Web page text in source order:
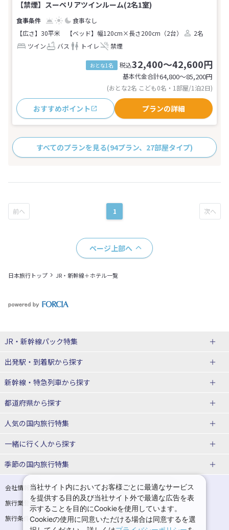
【禁煙】スーペリアツインルーム(2名1室)
食事なし
【広さ】30平米
【ベッド】幅120cm×長さ200cm（2台）
2名
ツイン
バス トイレ 禁煙
おとな1名 税込32,400～42,600円
基本代金合計64,800〜85,200円
(おとな2名 こども0名・1部屋/1泊2日)
おすすめポイント プランの詳細
すべてのプランを見る(94プラン、27部屋タイプ)
1
ページ上部へ
日本旅行トップ JR・新幹線＋ホテル一覧
JR・新幹線パック特集
JR・新幹線＋ホテルパック
出張パック
出発駅・到着駅から探す
秋田⇔東京 新幹線パック
仙台→東京 新幹線パック
富山⇔東京 新幹線パック
東京→仙台 新幹線パック
東京→金沢 新幹線パック
東京⇔軽井沢 新幹線パック 東京→長野 新幹線パック
東京→名古屋 新幹線パック 東京→京都 新幹線パック
東京→大阪（新大阪） 新幹線パッ 東京→神戸（新神戸） 新幹線パッ
新幹線・特急列車から探す
北海道新幹線 旅行
山形新幹線 旅行
東海道新幹線 旅行
上越新幹線 旅行
九州新幹線 旅行 西九州新幹線 旅行
特急サンダーバード 旅行
都道府県から探す
北海道旅行・ツアー
東北
青森旅行・ツアー 岩手旅行・ツアー
宮城旅行・ツアー 秋田旅行・ツアー
山形旅行・ツアー 福島旅行・ツアー
人気の国内旅行特集
東京ディズニーリゾート®への旅
ユニバーサル・スタジオ・ジャパ
温泉旅行 日帰り旅行
一緒に行く人から探す
一人旅 国内版
カップル・夫婦旅行 国内版 女子旅 国内版
卒業旅行・学生旅行 国内版
季節の国内旅行特集
桜・お花見特集
ゴールデンウィーク（GW）の国内
旅行
夏休み・お盆の国内旅行 7月の国内旅行
会社情報
プライバシーポリシー
旅行業登録票・約款
規約集
旅行条件書
商標について
当社サイト内においてお客様ごとに最適なサービス
を提供する目的及び当社サイト外で最適な広告を表
示することを目的にCookieを使用しています。
Cookieの使用に同意いただける場合は同意するを選